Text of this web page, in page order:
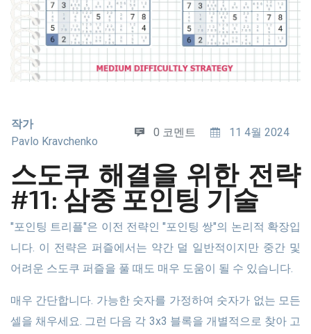
작가
Pavlo Kravchenko
0 코멘트 11 4월 2024
스도쿠 해결을 위한 전략
#11: 삼중 포인팅 기술
"포인팅 트리플"은 이전 전략인 "포인팅 쌍"의 논리적 확장입
니다. 이 전략은 퍼즐에서는 약간 덜 일반적이지만 중간 및
어려운 스도쿠 퍼즐을 풀 때도 매우 도움이 될 수 있습니다.
매우 간단합니다. 가능한 숫자를 가정하여 숫자가 없는 모든
셀을 채우세요. 그런 다음 각 3x3 블록을 개별적으로 찾아 고